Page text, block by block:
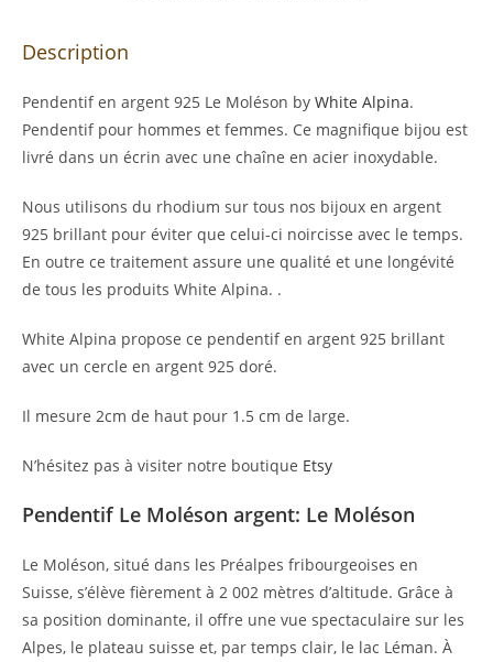
Description
Pendentif en argent 925 Le Moléson by White Alpina.
Pendentif pour hommes et femmes. Ce magnifique bijou est
livré dans un écrin avec une chaîne en acier inoxydable.
Nous utilisons du rhodium sur tous nos bijoux en argent
925 brillant pour éviter que celui-ci noircisse avec le temps.
En outre ce traitement assure une qualité et une longévité
de tous les produits White Alpina. .
White Alpina propose ce pendentif en argent 925 brillant
avec un cercle en argent 925 doré.
Il mesure 2cm de haut pour 1.5 cm de large.
N’hésitez pas à visiter notre boutique Etsy
Pendentif Le Moléson argent: Le Moléson
Le Moléson, situé dans les Préalpes fribourgeoises en
Suisse, s’élève fièrement à 2 002 mètres d’altitude. Grâce à
sa position dominante, il offre une vue spectaculaire sur les
Alpes, le plateau suisse et, par temps clair, le lac Léman. À